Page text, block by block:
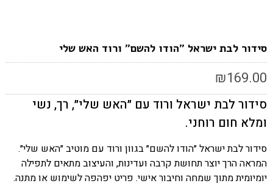
סידור לבת ישראל "הודו להשם" ורוד האש שלי
₪169.00
סידור לבת ישראל ורוד עם ״האש שלי״, רך, נשי
ומלא חום רוחני.
סידור לבת ישראל ״הודו להשם״ בגוון ורוד עם מוטיב ״האש שלי״.
המראה הרך יוצר תחושת קרבה ועדינות, והעיצוב מתאים לתפילה
יומיומית מתוך שמחה וחיבור אישי. פריט יפהפה לשימוש או מתנה.